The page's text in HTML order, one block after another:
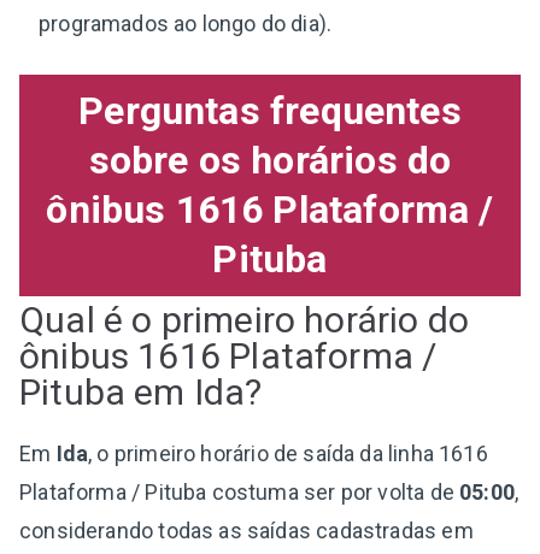
programados ao longo do dia).
Perguntas frequentes
sobre os horários do
ônibus 1616 Plataforma /
Pituba
Qual é o primeiro horário do
ônibus 1616 Plataforma /
Pituba em Ida?
Em Ida, o primeiro horário de saída da linha 1616
Plataforma / Pituba costuma ser por volta de 05:00,
considerando todas as saídas cadastradas em